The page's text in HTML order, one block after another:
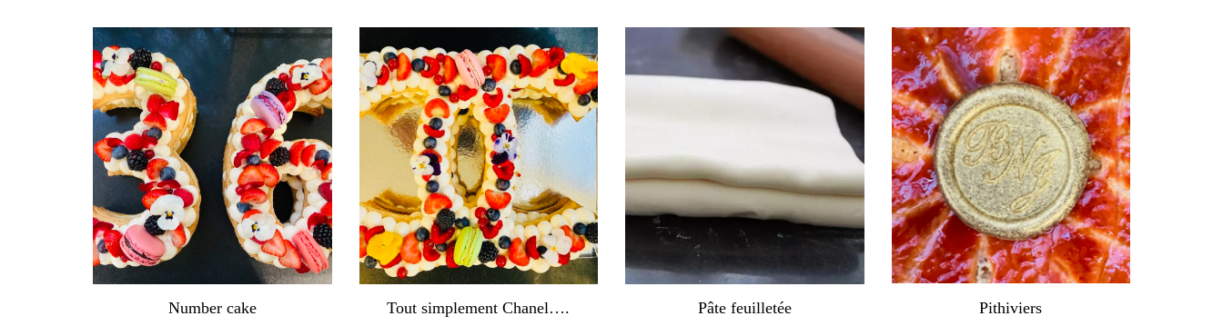
Number cake Tout simplement Chanel…. Pâte feuilletée Pithiviers